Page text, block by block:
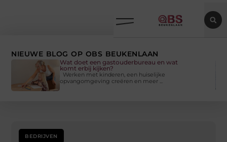
NIEUWE BLOG OP OBS BEUKENLAAN
Website laten maken in Eindhoven? 5
tips
Een website laten maken Eindhoven klinkt
simpel. Je zoekt een ...
BEDRIJVEN